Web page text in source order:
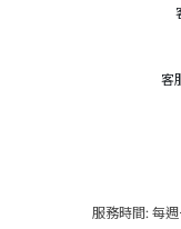
客
服務時間: 每